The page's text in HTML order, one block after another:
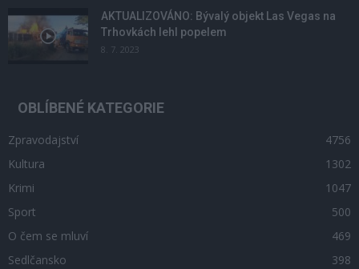
AKTUALIZOVÁNO: Bývalý objekt Las Vegas na
Trhovkách lehl popelem
8. 7. 2023
OBLÍBENÉ KATEGORIE
Zpravodajství
4756
Kultura
1302
Krimi
1047
Sport
500
O čem se mluví
469
Sedlčansko
398